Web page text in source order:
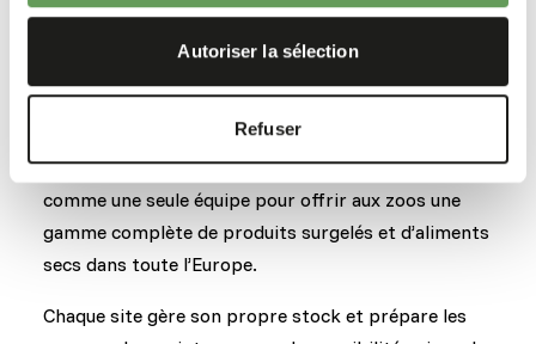
Autoriser la sélection
Refuser
Dans les coulisses
Relier les zoos à travers l’Europe
Avec des implantations aux Pays-Bas, au Royaume-
Uni, en Belgique et au Danemark, Kiezebrink travaille
comme une seule équipe pour offrir aux zoos une
gamme complète de produits surgelés et d’aliments
secs dans toute l’Europe.
Chaque site gère son propre stock et prépare les